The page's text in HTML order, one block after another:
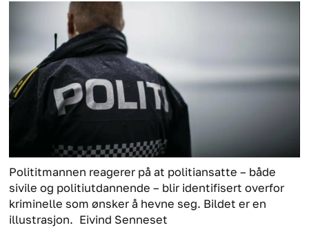
Polititmannen reagerer på at politiansatte – både
sivile og politiutdannende – blir identifisert overfor
kriminelle som ønsker å hevne seg. Bildet er en
illustrasjon. Eivind Senneset